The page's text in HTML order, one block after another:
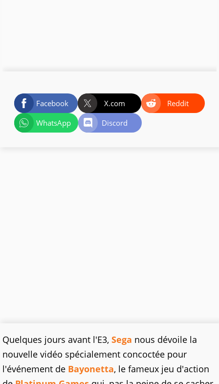
Facebook X.com
Reddit
WhatsApp
Discord
Quelques jours avant l'E3, Sega nous dévoile la
nouvelle vidéo spécialement concoctée pour
l'événement de Bayonetta, le fameux jeu d'action